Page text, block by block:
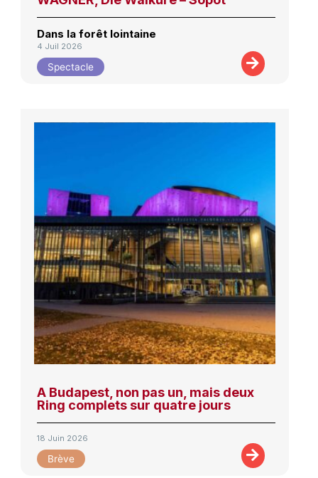
Dans la forêt lointaine
4 Juil 2026
Spectacle
A Budapest, non pas un, mais deux
Ring complets sur quatre jours
18 Juin 2026
Brève